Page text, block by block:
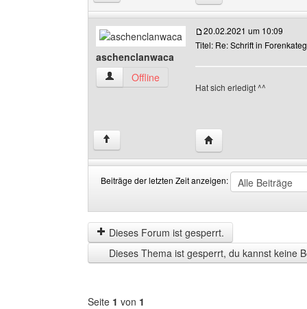
aschenclanwaca
aschenclanwaca Benutzer-Profile anzeigen
Offline
20.02.2021 um 10:09
Titel: Re: Schrift in
Hat sich erledigt ^^
↑ Website dieses
Beiträge der letzten Zeit anzeigen:
der
letzten
Zeit
anzeigen
by
Dieses Forum ist gesperrt.
Dieses Thema ist gesperrt, du kannst keine
Seite 1 von 1